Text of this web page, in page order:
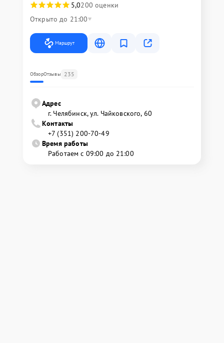
5,0200 оценки
Открыто до 21:00
Маршрут
ОбзорОтзывы 235
Адрес
г. Челябинск, ул. Чайковского, 60
Контакты
+7 (351) 200-70-49
Время работы
Работаем с 09:00 до 21:00